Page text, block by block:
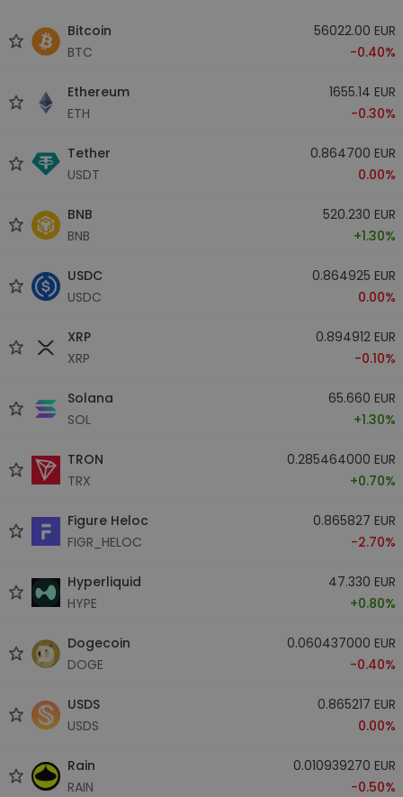
Bitcoin
BTC
56022.00 EUR
-0.40%
Ethereum
ETH
1655.14 EUR
-0.30%
Tether
USDT
0.864700 EUR
0.00%
BNB
BNB
520.230 EUR
+1.30%
USDC
USDC
0.864925 EUR
0.00%
XRP
XRP
0.894912 EUR
-0.10%
Solana
SOL
65.660 EUR
+1.30%
TRON
TRX
0.285464000 EUR
+0.70%
Figure Heloc
FIGR_HELOC
0.865827 EUR
-2.70%
Hyperliquid
HYPE
47.330 EUR
+0.80%
Dogecoin
DOGE
0.060437000 EUR
-0.40%
USDS
USDS
0.865217 EUR
0.00%
Rain
RAIN
0.010939270 EUR
-0.50%